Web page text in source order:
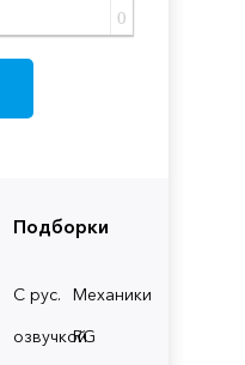
Подборки
С рус.
озвучкой
Механики
RG
0